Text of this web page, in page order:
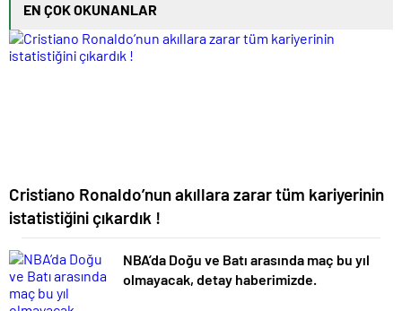
EN ÇOK OKUNANLAR
Cristiano Ronaldo’nun akıllara zarar tüm kariyerinin
istatistiğini çıkardık !
NBA’da Doğu ve Batı arasında maç bu yıl
olmayacak, detay haberimizde.